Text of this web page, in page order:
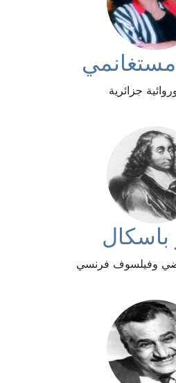
مستغانمي
جزائرية
باسكال
وفيلسوف فرنسي